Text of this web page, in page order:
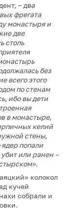
– два
фрегата
монастыря и
две
столь
без
всего этого
по стенам
ибо вы дети
в монастыре,
келий
стены,
попали
или ранен –
колокол
кучей
собрали и